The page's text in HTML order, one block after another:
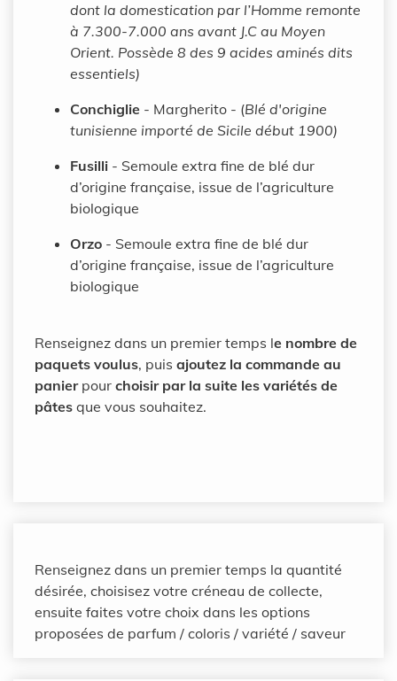
dont la domestication par l’Homme remonte
à 7.300-7.000 ans avant J.C au Moyen
Orient. Possède 8 des 9 acides aminés dits
essentiels)
Conchiglie - Margherito - (Blé d'origine
tunisienne importé de Sicile début 1900)
Fusilli - Semoule extra fine de blé dur
d’origine française, issue de l’agriculture
biologique
Orzo - Semoule extra fine de blé dur
d’origine française, issue de l’agriculture
biologique
Renseignez dans un premier temps le nombre de
paquets voulus, puis ajoutez la commande au
panierpour choisir par la suite les variétés de
pâtes que vous souhaitez.
Renseignez dans un premier temps la quantité
désirée, choisisez votre créneau de collecte,
ensuite faites votre choix dans les options
proposées de parfum / coloris / variété / saveur